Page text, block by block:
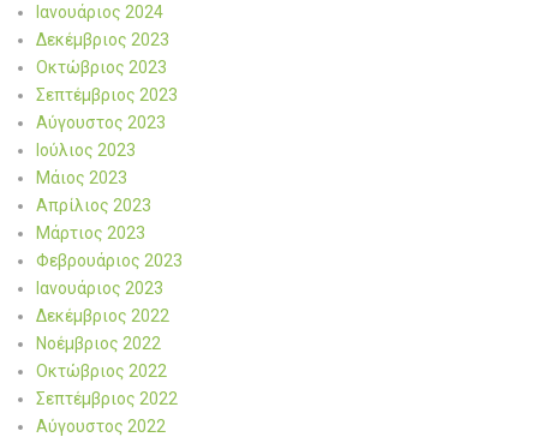
Ιανουάριος 2024
Δεκέμβριος 2023
Οκτώβριος 2023
Σεπτέμβριος 2023
Αύγουστος 2023
Ιούλιος 2023
Μάιος 2023
Απρίλιος 2023
Μάρτιος 2023
Φεβρουάριος 2023
Ιανουάριος 2023
Δεκέμβριος 2022
Νοέμβριος 2022
Οκτώβριος 2022
Σεπτέμβριος 2022
Αύγουστος 2022